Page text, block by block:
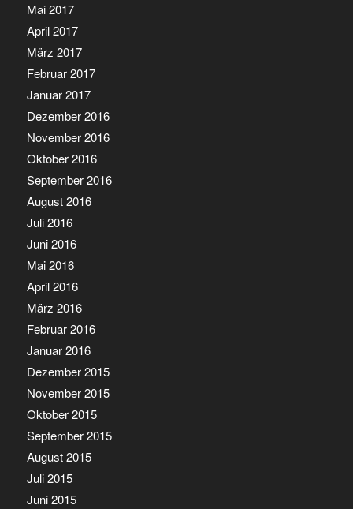
Mai 2017
April 2017
März 2017
Februar 2017
Januar 2017
Dezember 2016
November 2016
Oktober 2016
September 2016
August 2016
Juli 2016
Juni 2016
Mai 2016
April 2016
März 2016
Februar 2016
Januar 2016
Dezember 2015
November 2015
Oktober 2015
September 2015
August 2015
Juli 2015
Juni 2015